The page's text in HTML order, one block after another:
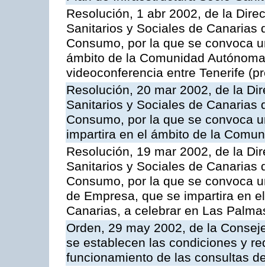
Resolución, 1 abr 2002, de la
Sanitarios y Sociales de Canarias
Consumo, por la que se convoca
ámbito de la Comunidad
videoconferencia entre Tenerife
Resolución, 20 mar 2002, de la
Sanitarios y Sociales de Canarias
Consumo, por la que se convoca
impartira en el ámbito de la
Resolución, 19 mar 2002, de la
Sanitarios y Sociales de Canarias
Consumo, por la que se convoca
de Empresa, que se impartira en
Canarias, a celebrar en Las
Orden, 29 may 2002, de la
se establecen las condiciones y
funcionamiento de las consultas